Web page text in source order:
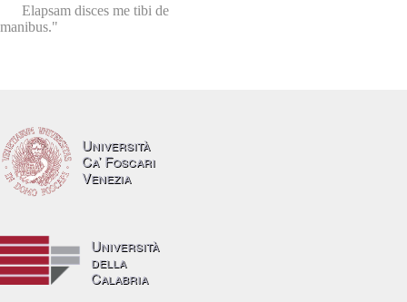
Elapsam disces me tibi de
manibus."
Università
Ca’ Foscari
Venezia
Università
della
Calabria